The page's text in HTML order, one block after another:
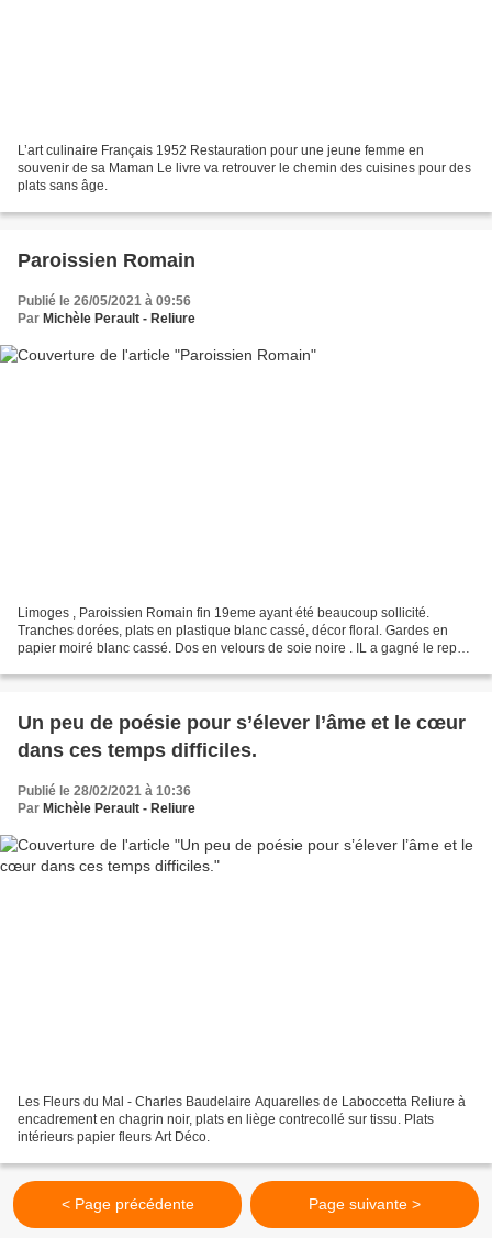
L’art culinaire Français 1952 Restauration pour une jeune femme en
souvenir de sa Maman Le livre va retrouver le chemin des cuisines pour des
plats sans âge.
Paroissien Romain
Publié le 26/05/2021 à 09:56
Par Michèle Perault - Reliure
Limoges , Paroissien Romain fin 19eme ayant été beaucoup sollicité.
Tranches dorées, plats en plastique blanc cassé, décor floral. Gardes en
papier moiré blanc cassé. Dos en velours de soie noire . IL a gagné le repos
Un peu de poésie pour s’élever l’âme et le cœur
dans ces temps difficiles.
Publié le 28/02/2021 à 10:36
Par Michèle Perault - Reliure
Les Fleurs du Mal - Charles Baudelaire Aquarelles de Laboccetta Reliure à
encadrement en chagrin noir, plats en liège contrecollé sur tissu. Plats
intérieurs papier fleurs Art Déco.
< Page précédente Page suivante >